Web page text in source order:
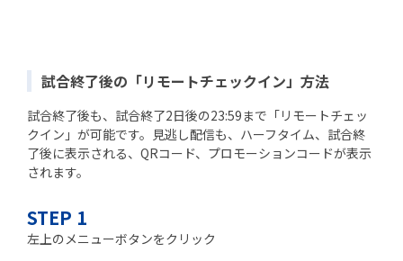
試合終了後の「リモートチェックイン」方法
試合終了後も、試合終了2日後の23:59まで「リモートチェッ
クイン」が可能です。見逃し配信も、ハーフタイム、試合終
了後に表示される、QRコード、プロモーションコードが表示
されます。
STEP 1
左上のメニューボタンをクリック